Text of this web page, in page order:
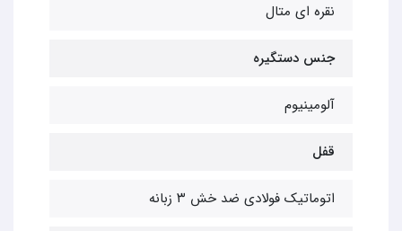
نقره ای متال
جنس دستگیره
آلومینیوم
قفل
اتوماتیک فولادی ضد خش ۳ زبانه